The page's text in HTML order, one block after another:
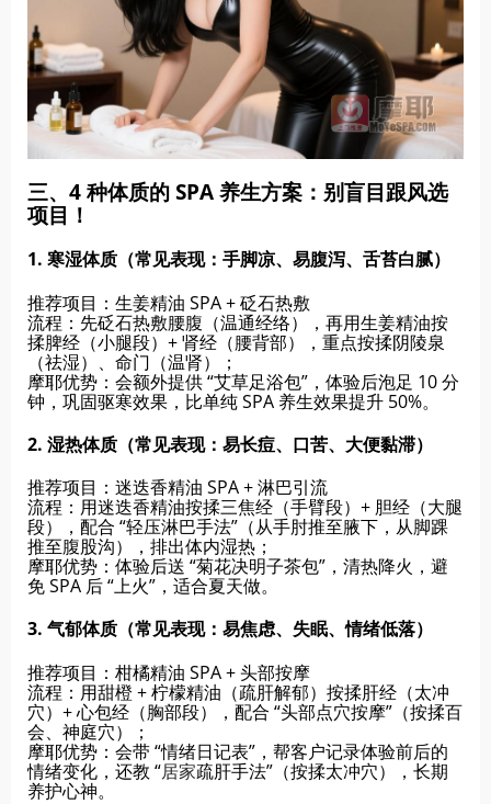
三、4 种体质的 SPA 养生方案：别盲目跟风选
项目！
1. 寒湿体质（常见表现：手脚凉、易腹泻、舌苔白腻）
推荐项目：生姜精油 SPA + 砭石热敷
流程：先砭石热敷腰腹（温通经络），再用生姜精油按
揉脾经（小腿段）+ 肾经（腰背部），重点按揉阴陵泉
（祛湿）、命门（温肾）；
摩耶优势：会额外提供 “艾草足浴包”，体验后泡足 10 分
钟，巩固驱寒效果，比单纯 SPA 养生效果提升 50%。
2. 湿热体质（常见表现：易长痘、口苦、大便黏滞）
推荐项目：迷迭香精油 SPA + 淋巴引流
流程：用迷迭香精油按揉三焦经（手臂段）+ 胆经（大腿
段），配合 “轻压淋巴手法”（从手肘推至腋下，从脚踝
推至腹股沟），排出体内湿热；
摩耶优势：体验后送 “菊花决明子茶包”，清热降火，避
免 SPA 后 “上火”，适合夏天做。
3. 气郁体质（常见表现：易焦虑、失眠、情绪低落）
推荐项目：柑橘精油 SPA + 头部按摩
流程：用甜橙 + 柠檬精油（疏肝解郁）按揉肝经（太冲
穴）+ 心包经（胸部段），配合 “头部点穴按摩”（按揉百
会、神庭穴）；
摩耶优势：会带 “情绪日记表”，帮客户记录体验前后的
情绪变化，还教 “居家疏肝手法”（按揉太冲穴），长期
养护心神。